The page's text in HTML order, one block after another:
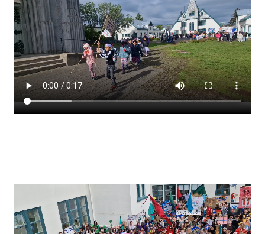
Skólareglur
Starfsáætlun
Frístund
Upplýsingar um innritun
Námsmat
Læsi